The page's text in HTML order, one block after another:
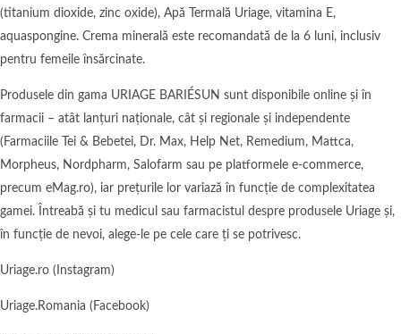
(titanium dioxide, zinc oxide), Apă Termală Uriage, vitamina E,
aquaspongine. Crema minerală este recomandată de la 6 luni, inclusiv
pentru femeile însărcinate.
Produsele din gama URIAGE BARIÉSUN sunt disponibile online și în
farmacii – atât lanțuri naționale, cât și regionale și independente
(Farmaciile Tei & Bebetei, Dr. Max, Help Net, Remedium, Mattca,
Morpheus, Nordpharm, Salofarm sau pe platformele e-commerce,
precum eMag.ro), iar prețurile lor variază în funcție de complexitatea
gamei. Întreabă și tu medicul sau farmacistul despre produsele Uriage și,
în funcție de nevoi, alege-le pe cele care ți se potrivesc.
Uriage.ro (Instagram)
Uriage.Romania (Facebook)